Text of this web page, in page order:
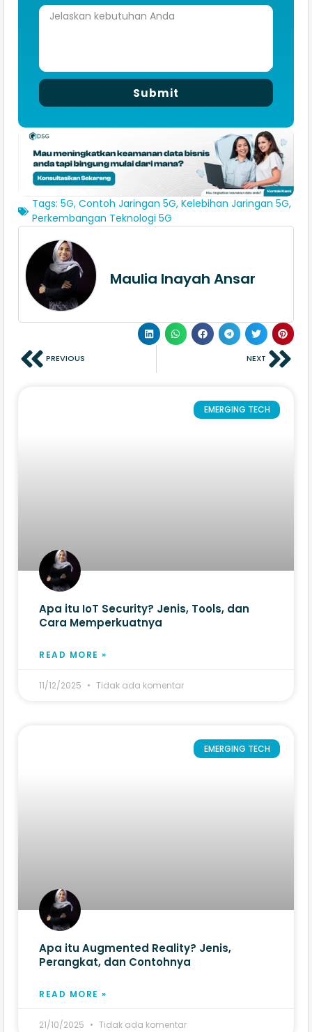
Submit
Tags: 5G, Contoh Jaringan 5G, Kelebihan Jaringan 5G,
Perkembangan Teknologi 5G
Maulia Inayah Ansar
PREVIOUS NEXT
EMERGING TECH
Apa itu IoT Security? Jenis, Tools, dan
Cara Memperkuatnya
READ MORE »
11/12/2025 Tidak ada komentar
EMERGING TECH
Apa itu Augmented Reality? Jenis,
Perangkat, dan Contohnya
READ MORE »
21/10/2025 Tidak ada komentar